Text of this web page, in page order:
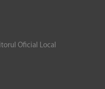
Oficial Local